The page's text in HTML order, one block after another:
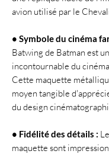
avion utilisé par le
• Symbole du cinéma
Batwing de Batman est
incontournable du
Cette maquette
moyen tangible
du design
• Fidélité des détails :
maquette sont